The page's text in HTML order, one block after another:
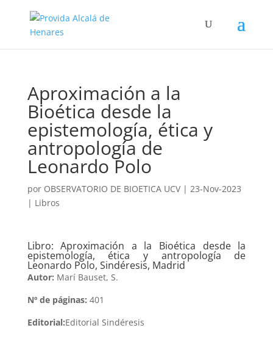
Aproximación a la
Bioética desde la
epistemología, ética y
antropología de
Leonardo Polo
por OBSERVATORIO DE BIOETICA UCV| 23-Nov-2023
| Libros
Libro: Aproximación a la Bioética desde la
epistemología, ética y antropología de
Leonardo Polo, Sindéresis, Madrid
Autor: Marí Bauset, S.
Nº de páginas: 401
Editorial:Editorial Sindéresis